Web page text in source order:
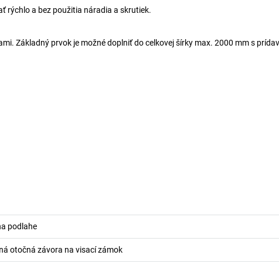
rýchlo a bez použitia náradia a skrutiek.
Základný prvok je možné doplniť do celkovej šírky max. 2000 mm s
podlahe
otočná závora na visací zámok